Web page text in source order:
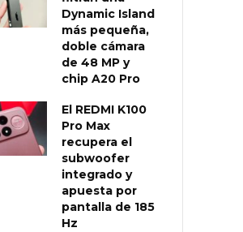
Dynamic Island
más pequeña,
doble cámara
de 48 MP y
chip A20 Pro
El REDMI K100
Pro Max
recupera el
subwoofer
integrado y
apuesta por
pantalla de 185
Hz